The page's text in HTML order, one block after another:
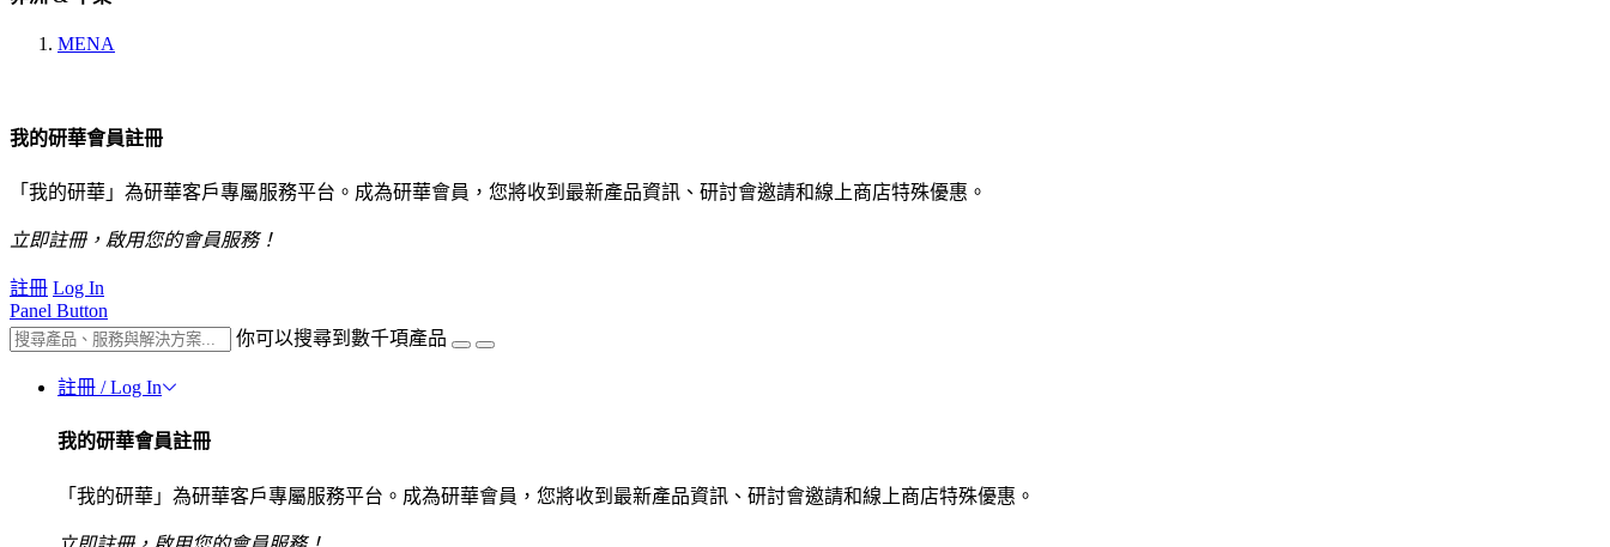
MENA
我的研華會員註冊
「我的研華」為研華客戶專屬服務平台。成為研華會員，您將收到最新產品資訊、研討會邀請和線上商店特殊優惠。
立即註冊，啟用您的會員服務！
註冊 Log In
Panel Button
你可以搜尋到數千項產品
註冊 / Log In
我的研華會員註冊
「我的研華」為研華客戶專屬服務平台。成為研華會員，您將收到最新產品資訊、研討會邀請和線上商店特殊優惠。